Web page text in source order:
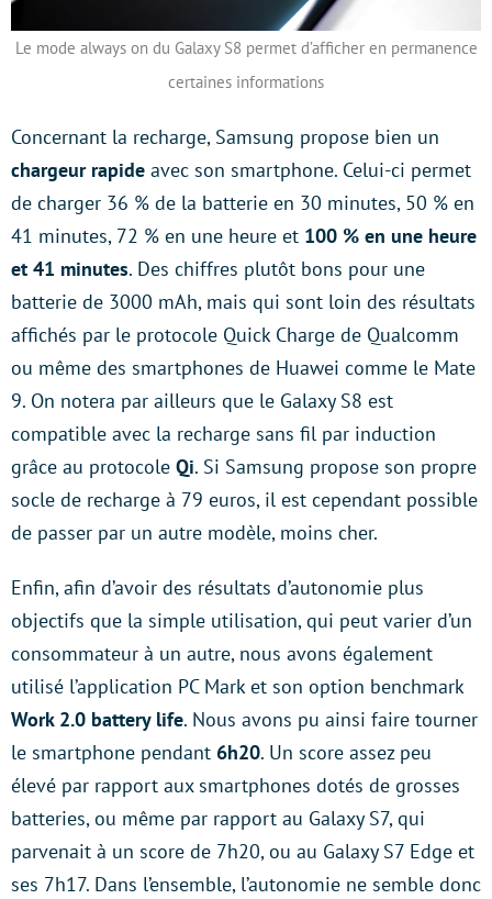
Le mode always on du Galaxy S8 permet d’afficher en permanence
certaines informations
Concernant la recharge, Samsung propose bien un
chargeur rapide avec son smartphone. Celui-ci permet
de charger 36 % de la batterie en 30 minutes, 50 % en
41 minutes, 72 % en une heure et 100 % en une heure
et 41 minutes. Des chiffres plutôt bons pour une
batterie de 3000 mAh, mais qui sont loin des résultats
affichés par le protocole Quick Charge de Qualcomm
ou même des smartphones de Huawei comme le Mate
9. On notera par ailleurs que le Galaxy S8 est
compatible avec la recharge sans fil par induction
grâce au protocole Qi. Si Samsung propose son propre
socle de recharge à 79 euros, il est cependant possible
de passer par un autre modèle, moins cher.
Enfin, afin d’avoir des résultats d’autonomie plus
objectifs que la simple utilisation, qui peut varier d’un
consommateur à un autre, nous avons également
utilisé l’application PC Mark et son option benchmark
Work 2.0 battery life. Nous avons pu ainsi faire tourner
le smartphone pendant 6h20. Un score assez peu
élevé par rapport aux smartphones dotés de grosses
batteries, ou même par rapport au Galaxy S7, qui
parvenait à un score de 7h20, ou au Galaxy S7 Edge et
ses 7h17. Dans l’ensemble, l’autonomie ne semble donc